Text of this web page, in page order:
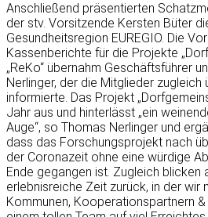
Anschließend präsentierten
der stv. Vorsitzende Kersten Büter
Gesundheitsregion EUREGIO. Die
Kassenberichte für die Projekte
„ReKo“ übernahm Geschäftsführer
Nerlinger, der die Mitglieder
informierte. Das Projekt
Jahr aus und hinterlässt „ein
Auge“, so Thomas Nerlinger und
dass das Forschungsprojekt nach
der Coronazeit ohne eine würdige
Ende gegangen ist. Zugleich blicken
erlebnisreiche Zeit zurück, in der wir
Kommunen, Kooperationspartnern